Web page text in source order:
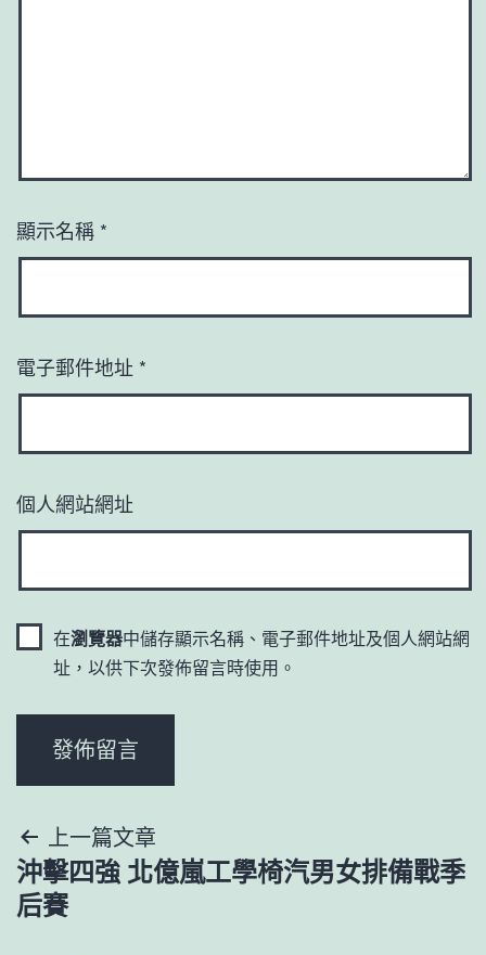
顯示名稱 *
電子郵件地址 *
個人網站網址
在瀏覽器中儲存顯示名稱、電子郵件地址及個人網站網
址，以供下次發佈留言時使用。
文
章
上一篇文章
沖擊四強 北億嵐工學椅汽男女排備戰季
后賽